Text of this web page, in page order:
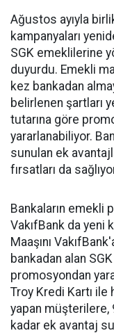
Ağustos ayıyla
kampanyaları
SGK emeklilerine
duyurdu. Emekli
kez bankadan
belirlenen şartları
tutarına göre
yararlanabiliyor.
sunulan ek
fırsatları da
Bankaların emekli
VakıfBank da yeni
Maaşını
bankadan alan
promosyondan
Troy Kredi Kartı ile
yapan müşterilere,
kadar ek avantaj